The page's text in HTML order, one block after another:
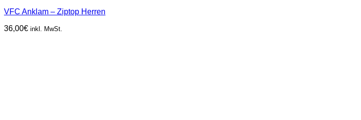
VFC Anklam – Ziptop Herren
36,00€ inkl. MwSt.